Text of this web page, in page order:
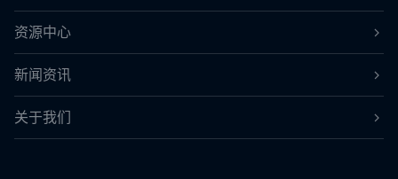
资源中心
新闻资讯
关于我们